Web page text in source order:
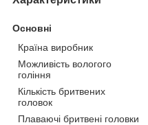
Основні
Країна виробник
Можливість вологого
гоління
Кількість бритвених
головок
Плаваючі бритвені головки